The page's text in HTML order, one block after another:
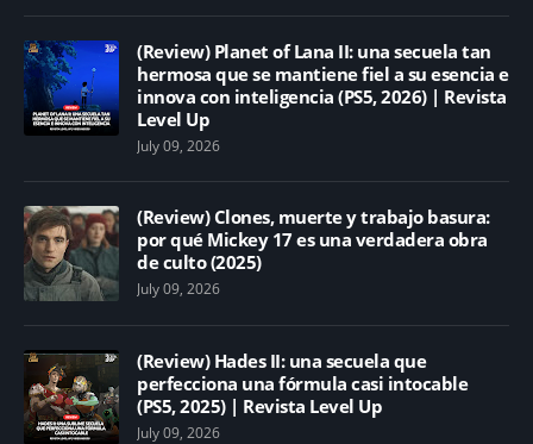
(Review) Planet of Lana II: una secuela tan
hermosa que se mantiene fiel a su esencia e
innova con inteligencia (PS5, 2026) | Revista
Level Up
July 09, 2026
(Review) Clones, muerte y trabajo basura:
por qué Mickey 17 es una verdadera obra
de culto (2025)
July 09, 2026
(Review) Hades II: una secuela que
perfecciona una fórmula casi intocable
(PS5, 2025) | Revista Level Up
July 09, 2026